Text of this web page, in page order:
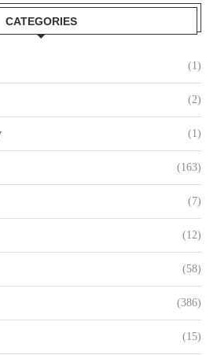
CATEGORIES
(1)
(2)
(1)
(163)
(7)
(12)
(58)
(386)
(15)